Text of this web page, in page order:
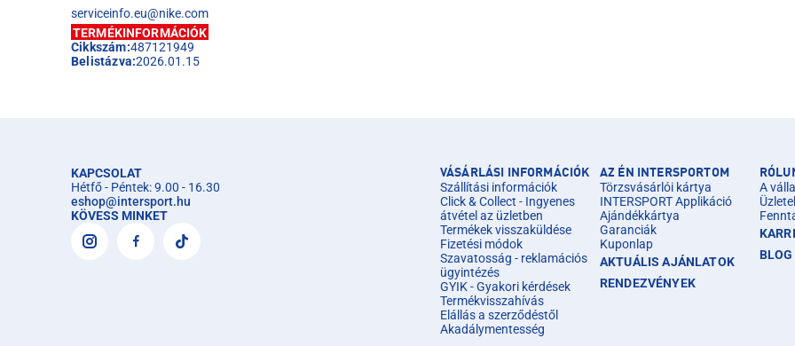
serviceinfo.eu@nike.com
TERMÉKINFORMÁCIÓK
Cikkszám:487121949
Belistázva:2026.01.15
KAPCSOLAT
Hétfő - Péntek: 9.00 - 16.30
eshop@intersport.hu
KÖVESS MINKET
VÁSÁRLÁSI INFORMÁCIÓK
Szállítási információk
Click & Collect - Ingyenes
átvétel az üzletben
Termékek visszaküldése
Fizetési módok
Szavatosság - reklamációs
ügyintézés
GYIK - Gyakori kérdések
Termékvisszahívás
Elállás a szerződéstől
Akadálymentesség
AZ ÉN INTERSPORTOM
Törzsvásárlói kártya
INTERSPORT Applikáció
Ajándékkártya
Garanciák
Kuponlap
AKTUÁLIS AJÁNLATOK
RENDEZVÉNYEK
A
BLOG